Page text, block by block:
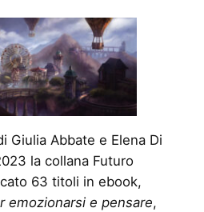
Giulia Abbate e Elena Di
la collana Futuro
63 titoli in ebook,
emozionarsi e pensare,